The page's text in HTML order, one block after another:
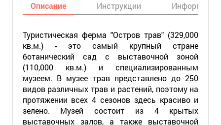
Описание Инструкции Информация
Туристическая ферма "Остров трав" (329,000
кв.м.) - это самый крупный стране
ботанический сад с выставочной зоной
(110,000 кв.м.) и специализированным
музеем. В музее трав представлено до 250
видов различных трав и растений, поэтому на
протяжении всех 4 сезонов здесь красиво и
зелено. Музей состоит из 4 крытых
выставочных залов, а также выставочной